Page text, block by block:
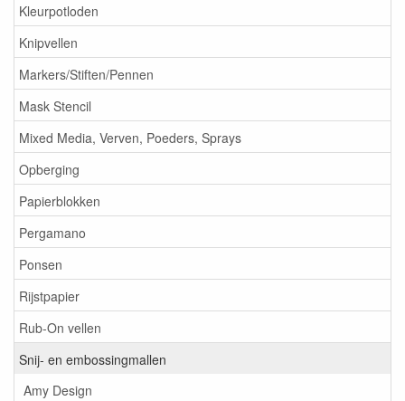
Kleurpotloden
Knipvellen
Markers/Stiften/Pennen
Mask Stencil
Mixed Media, Verven, Poeders, Sprays
Opberging
Papierblokken
Pergamano
Ponsen
Rijstpapier
Rub-On vellen
Snij- en embossingmallen
Amy Design